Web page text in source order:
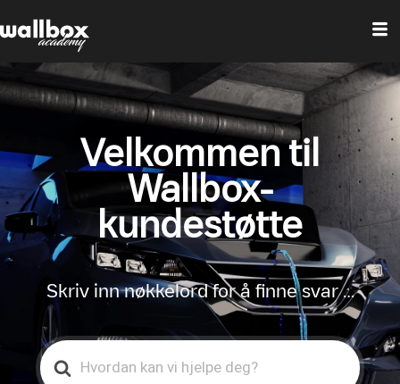
Velkommen til
Wallbox-
kundestøtte
Skriv inn nøkkelord for å finne svar …
Search
For